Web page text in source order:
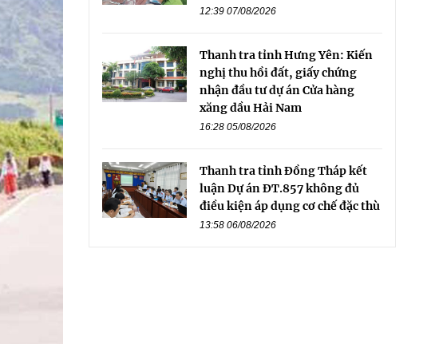
12:39 07/08/2026
Thanh tra tỉnh Hưng Yên: Kiến
nghị thu hồi đất, giấy chứng
nhận đầu tư dự án Cửa hàng
xăng dầu Hải Nam
16:28 05/08/2026
Thanh tra tỉnh Đồng Tháp kết
luận Dự án ĐT.857 không đủ
điều kiện áp dụng cơ chế đặc thù
13:58 06/08/2026